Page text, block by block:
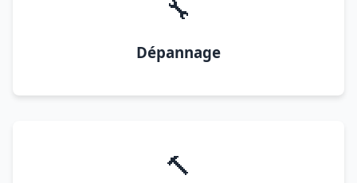
🔧
Dépannage
🔨